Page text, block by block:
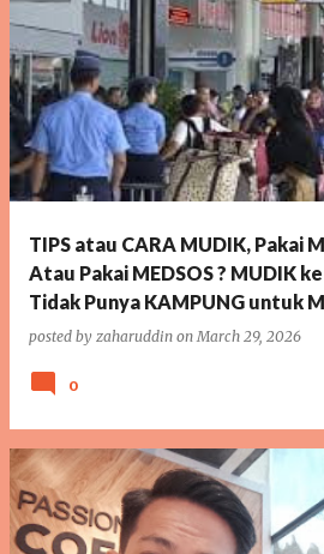
TIPS atau CARA MUDIK, Pakai
Atau Pakai MEDSOS ? MUDIK
Tidak Punya KAMPUNG untuk
posted by zaharuddin onMarch 29, 2026
0